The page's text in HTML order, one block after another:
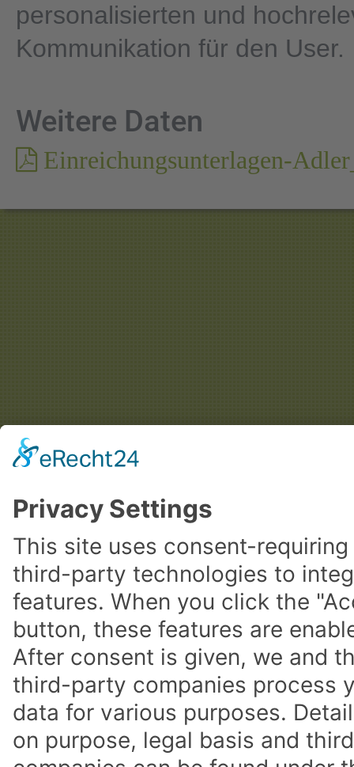
personalisierten und
Kommunikation für den User.
Weitere Daten
Einreichungsunterlagen-